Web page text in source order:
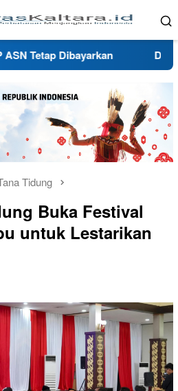
Dibayarkan DWP
Tidung
Buka Festival
untuk Lestarikan